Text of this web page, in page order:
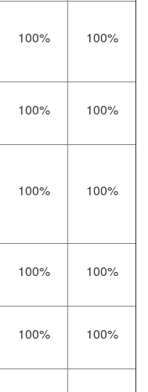
100% 100%
100% 100%
100% 100%
100% 100%
100% 100%